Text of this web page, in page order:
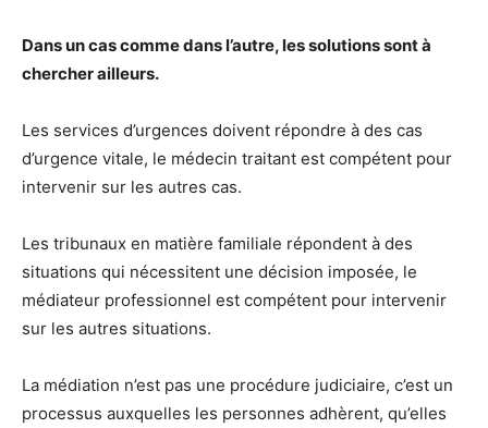
Dans un cas comme dans l’autre, les solutions sont à
chercher ailleurs.
Les services d’urgences doivent répondre à des cas
d’urgence vitale, le médecin traitant est compétent pour
intervenir sur les autres cas.
Les tribunaux en matière familiale répondent à des
situations qui nécessitent une décision imposée, le
médiateur professionnel est compétent pour intervenir
sur les autres situations.
La médiation n’est pas une procédure judiciaire, c’est un
processus auxquelles les personnes adhèrent, qu’elles